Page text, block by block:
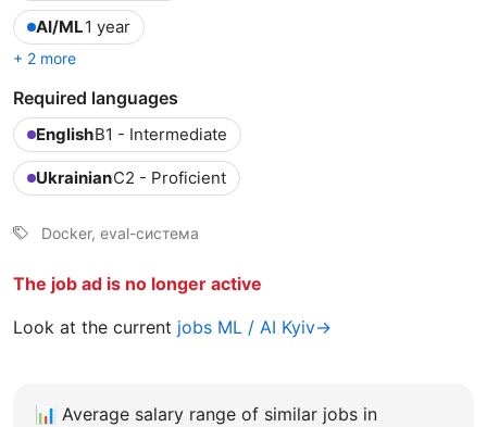
AI/ML1 year
+ 2 more
Required languages
EnglishB1 - Intermediate
UkrainianC2 - Proficient
Docker, eval-система
The job ad is no longer active
Look at the current jobs ML / AI Kyiv→
📊 Average salary range of similar jobs in